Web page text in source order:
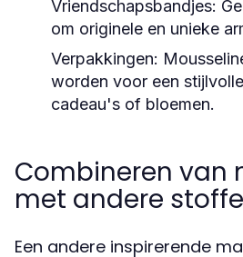
Vriendschapsbandjes:
om originele en unieke
Verpakkingen:
worden voor een
cadeau's of bloemen.
Combineren van
met andere
Een andere inspirerende